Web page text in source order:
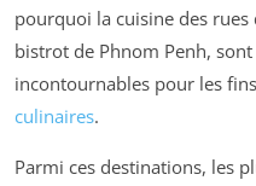
pourquoi la cuisine des
bistrot de Phnom Penh,
incontournables pour les
culinaires.
Parmi ces destinations, les